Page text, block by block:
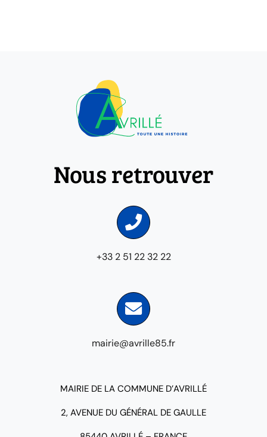
Nous retrouver
+33 2 51 22 32 22
mairie@avrille85.fr
MAIRIE DE LA COMMUNE D’AVRILLÉ
2, AVENUE DU GÉNÉRAL DE GAULLE